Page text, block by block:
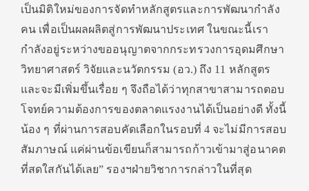
เป็นมิติใหม่ของการจัดทำหลักสูตรและการพัฒนากำลัง
คน เพื่อเป็นผลผลิตสู่การพัฒนาประเทศ ในขณะนี้เรา
กำลังอยู่ระหว่างขออนุญาตจากกระทรวงการอุดมศึกษา
วิทยาศาสตร์ วิจัยและนวัตกรรม (อว.) ถึง 11 หลักสูตร
และจะมีเพิ่มขึ้นเรื่อย ๆ จึงถือได้ว่าทุกสาขาสามารถตอบ
โจทย์ความต้องการของตลาดแรงงานได้เป็นอย่างดี ทั้งนี้
น้อง ๆ ที่ผ่านการสอบคัดเลือกในรอบที่ 4 จะไม่มีการสอบ
สัมภาษณ์ แค่ผ่านข้อเขียนก็สามารถก้าวเข้ามาสู่อนาคต
ที่สดใสกันได้เลย” รองฯฝ่ายวิชาการกล่าวในที่สุด